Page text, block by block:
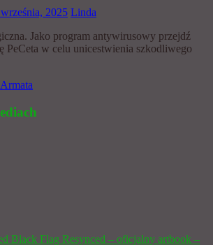
2025 Linda
Jako program antywirusowy przejdź
PeCeta w celu unicestwienia szkodliwego
Black Flag Resynced – oficjalny artbook –